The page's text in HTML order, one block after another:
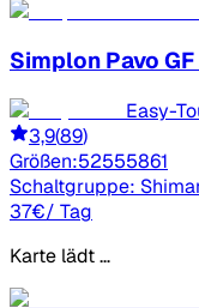
Simplon Pavo
Easy-
3,9(89)
Größen:52555861
Schaltgruppe:
37€/ Tag
Karte lädt …